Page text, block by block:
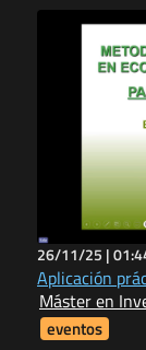
26/11/25 |
Aplicación
Máster en
eventos